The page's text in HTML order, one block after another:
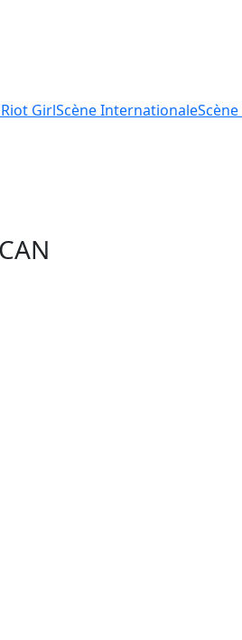
Riot GirlScèneInternationaleScène